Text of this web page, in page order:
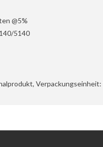
@5%
5140
Verpackungseinheit: